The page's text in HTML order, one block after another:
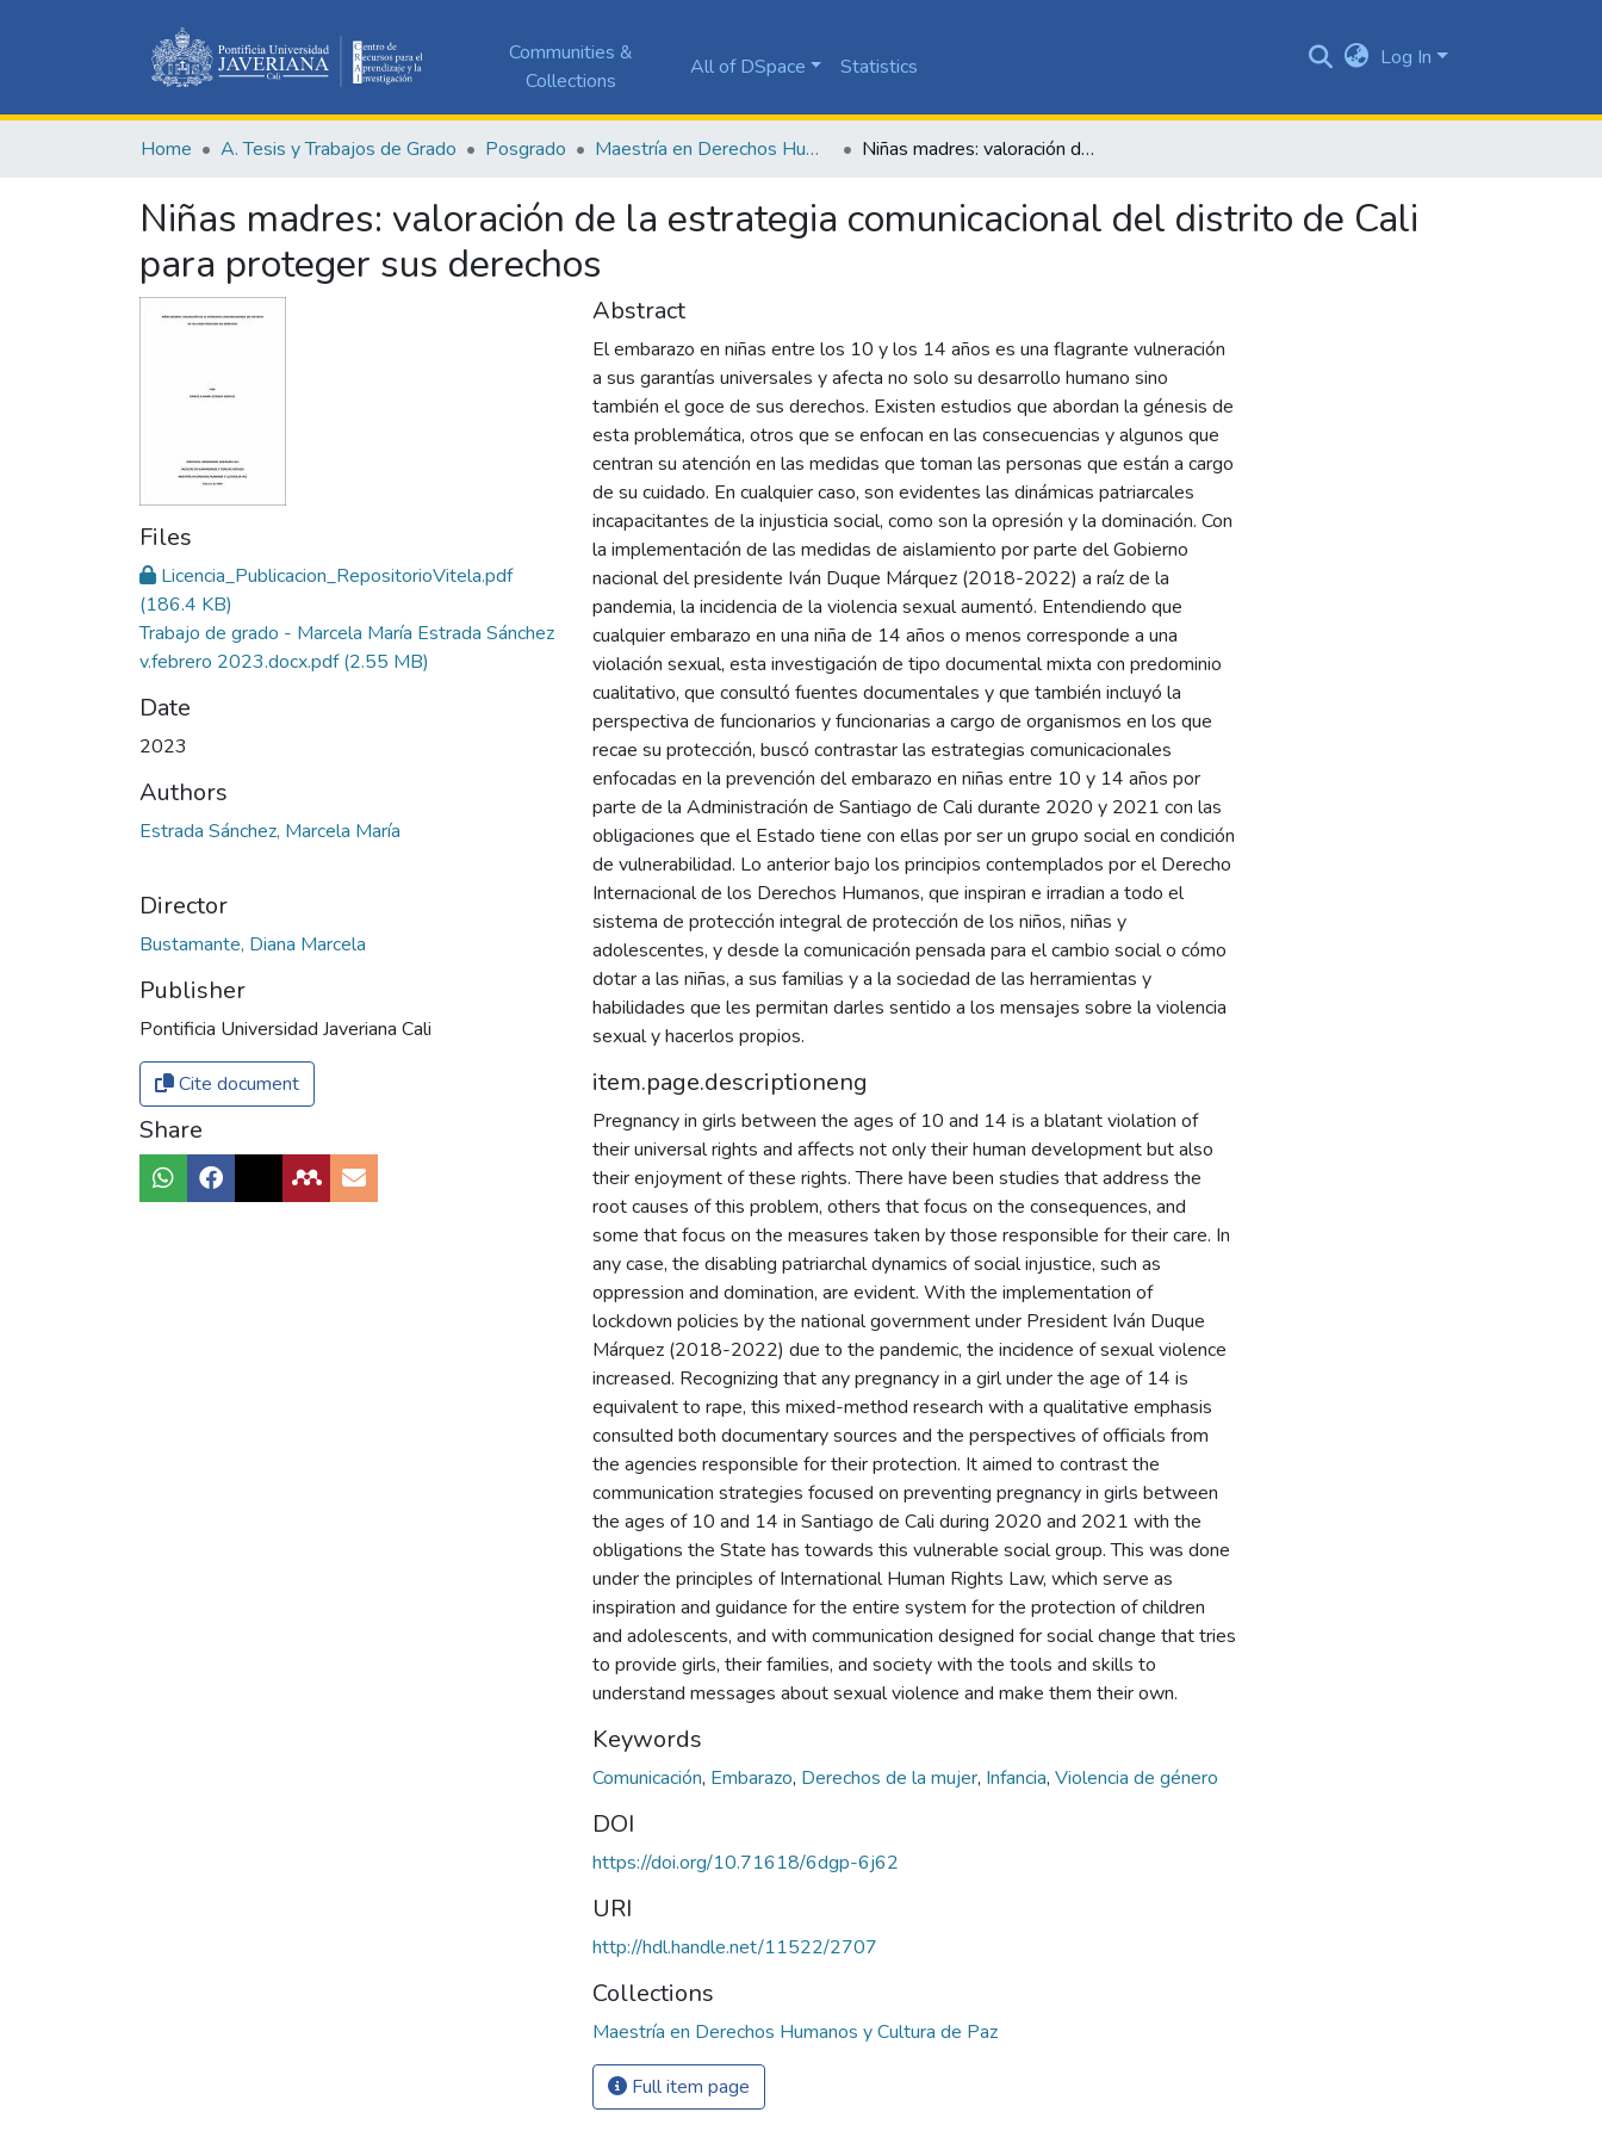
Communities &
Collections
All of DSpace Statistics Log In
Home A. Tesis y Trabajos de Grado Posgrado Maestría en Derechos Humanos y Cultura de Paz Niñas madres: valoración de la estrategia comunicacional del distrito de Cali para proteger sus derechos
Niñas madres: valoración de la estrategia comunicacional del distrito de Cali
para proteger sus derechos
Files
Licencia_Publicacion_RepositorioVitela.pdf
(186.4 KB)
Trabajo de grado - Marcela María Estrada Sánchez
v.febrero 2023.docx.pdf(2.55 MB)
Date
2023
Authors
Estrada Sánchez, Marcela María
Director
Bustamante, Diana Marcela
Publisher
Pontificia Universidad Javeriana Cali
Cite document
Share
Abstract
El embarazo en niñas entre los 10 y los 14 años es una flagrante vulneración
a sus garantías universales y afecta no solo su desarrollo humano sino
también el goce de sus derechos. Existen estudios que abordan la génesis de
esta problemática, otros que se enfocan en las consecuencias y algunos que
centran su atención en las medidas que toman las personas que están a cargo
de su cuidado. En cualquier caso, son evidentes las dinámicas patriarcales
incapacitantes de la injusticia social, como son la opresión y la dominación. Con
la implementación de las medidas de aislamiento por parte del Gobierno
nacional del presidente Iván Duque Márquez (2018-2022) a raíz de la
pandemia, la incidencia de la violencia sexual aumentó. Entendiendo que
cualquier embarazo en una niña de 14 años o menos corresponde a una
violación sexual, esta investigación de tipo documental mixta con predominio
cualitativo, que consultó fuentes documentales y que también incluyó la
perspectiva de funcionarios y funcionarias a cargo de organismos en los que
recae su protección, buscó contrastar las estrategias comunicacionales
enfocadas en la prevención del embarazo en niñas entre 10 y 14 años por
parte de la Administración de Santiago de Cali durante 2020 y 2021 con las
obligaciones que el Estado tiene con ellas por ser un grupo social en condición
de vulnerabilidad. Lo anterior bajo los principios contemplados por el Derecho
Internacional de los Derechos Humanos, que inspiran e irradian a todo el
sistema de protección integral de protección de los niños, niñas y
adolescentes, y desde la comunicación pensada para el cambio social o cómo
dotar a las niñas, a sus familias y a la sociedad de las herramientas y
habilidades que les permitan darles sentido a los mensajes sobre la violencia
sexual y hacerlos propios.
item.page.descriptioneng
Pregnancy in girls between the ages of 10 and 14 is a blatant violation of
their universal rights and affects not only their human development but also
their enjoyment of these rights. There have been studies that address the
root causes of this problem, others that focus on the consequences, and
some that focus on the measures taken by those responsible for their care. In
any case, the disabling patriarchal dynamics of social injustice, such as
oppression and domination, are evident. With the implementation of
lockdown policies by the national government under President Iván Duque
Márquez (2018-2022) due to the pandemic, the incidence of sexual violence
increased. Recognizing that any pregnancy in a girl under the age of 14 is
equivalent to rape, this mixed-method research with a qualitative emphasis
consulted both documentary sources and the perspectives of officials from
the agencies responsible for their protection. It aimed to contrast the
communication strategies focused on preventing pregnancy in girls between
the ages of 10 and 14 in Santiago de Cali during 2020 and 2021 with the
obligations the State has towards this vulnerable social group. This was done
under the principles of International Human Rights Law, which serve as
inspiration and guidance for the entire system for the protection of children
and adolescents, and with communication designed for social change that tries
to provide girls, their families, and society with the tools and skills to
understand messages about sexual violence and make them their own.
Keywords
Comunicación, Embarazo, Derechos de la mujer, Infancia, Violencia de género
DOI
https://doi.org/10.71618/6dgp-6j62
URI
http://hdl.handle.net/11522/2707
Collections
Maestría en Derechos Humanos y Cultura de Paz
Full item page